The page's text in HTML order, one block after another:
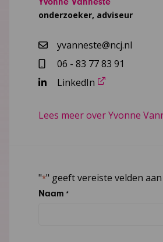
onderzoeker, adviseur
yvanneste@ncj.nl
06 - 83 77 83 91
LinkedIn
Lees meer over Yvonne
"*" geeft vereiste velden aan
Naam *